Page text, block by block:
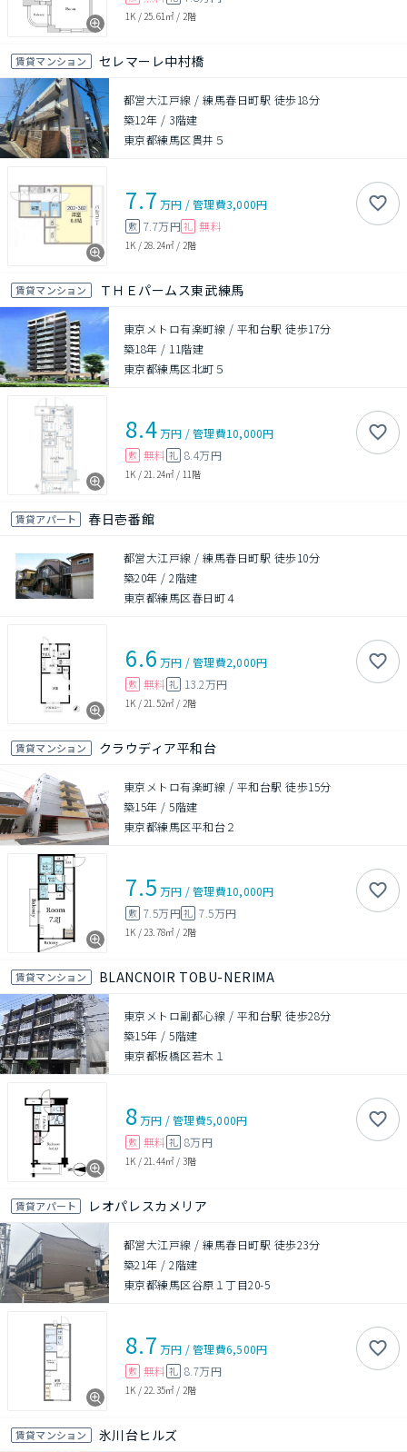
1K / 25.61㎡ / 2階
賃貸マンション セレマーレ中村橋
都営大江戸線 / 練馬春日町駅 徒歩18分
築12年 / 3階建
東京都練馬区貫井５
7.7 万円 /管理費3,000円
敷 7.7万円 礼 無料
1K / 28.24㎡ / 2階
賃貸マンション ＴＨＥパームス東武練馬
東京メトロ有楽町線 / 平和台駅 徒歩17分
築18年 / 11階建
東京都練馬区北町５
8.4万円 /管理費10,000円
敷 無料 礼 8.4万円
1K / 21.24㎡ / 11階
賃貸アパート 春日壱番館
都営大江戸線 / 練馬春日町駅 徒歩10分
築20年 /2階建
東京都練馬区春日町４
6.6 万円 /管理費2,000円
敷 無料 礼 13.2万円
1K / 21.52㎡ / 2階
賃貸マンション クラウディア平和台
東京メトロ有楽町線 / 平和台駅 徒歩15分
築15年 /5階建
東京都練馬区平和台２
7.5 万円 /管理費10,000円
敷 7.5万円礼 7.5万円
1K / 23.78㎡ / 2階
賃貸マンション BLANCNOIR TOBU-NERIMA
東京メトロ副都心線 / 平和台駅 徒歩28分
築15年 /5階建
東京都板橋区若木１
8万円 /管理費5,000円
敷 無料 礼 8万円
1K / 21.44㎡ / 3階
賃貸アパート レオパレスカメリア
都営大江戸線 / 練馬春日町駅 徒歩23分
築21年 /2階建
東京都練馬区谷原１丁目20-5
8.7 万円 /管理費6,500円
敷 無料 礼 8.7万円
1K / 22.35㎡ / 2階
賃貸マンション 氷川台ヒルズ